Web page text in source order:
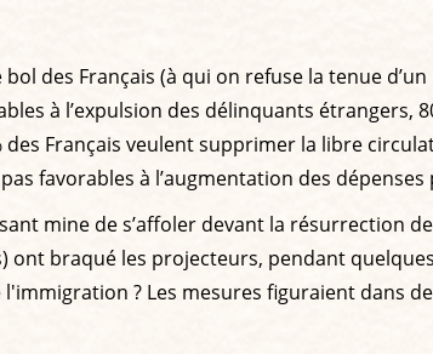
des Français (à qui on refuse la tenue
à l’expulsion des délinquants étrangers,
Français veulent supprimer la libre
favorables à l’augmentation des
mine de s’affoler devant la résurrection
braqué les projecteurs, pendant
? Les mesures figuraient dans